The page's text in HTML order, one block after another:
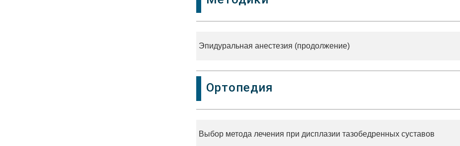
Эпидуральная анестезия (продолжение)
Ортопедия
Выбор метода лечения при дисплазии тазобедренных суставов